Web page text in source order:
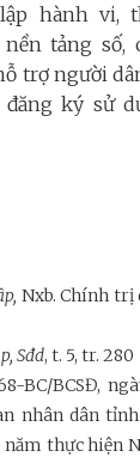
hành vi,
tảng số,
trợ người
ký sử
Nxb. Chính trị
Sđd, t. 5, tr. 280
BC/BCSĐ,
nhân dân
thực hiện